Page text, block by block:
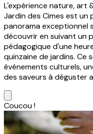
L'expérience nature, art
Jardin des Cimes est un
panorama exceptionnel
découvrir en suivant un
pédagogique d'une
quinzaine de jardins. Ce
événements culturels,
des saveurs à déguster
Coucou !